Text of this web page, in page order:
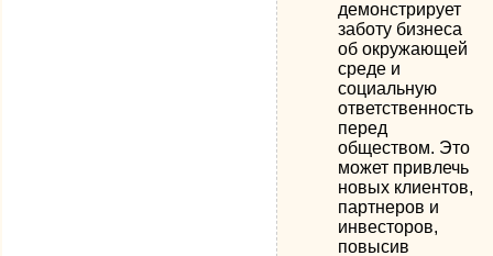
демонстрирует
заботу бизнеса
об окружающей
среде и
социальную
ответственность
перед
обществом. Это
может привлечь
новых клиентов,
партнеров и
инвесторов,
повысив